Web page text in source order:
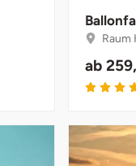
Raum
ab